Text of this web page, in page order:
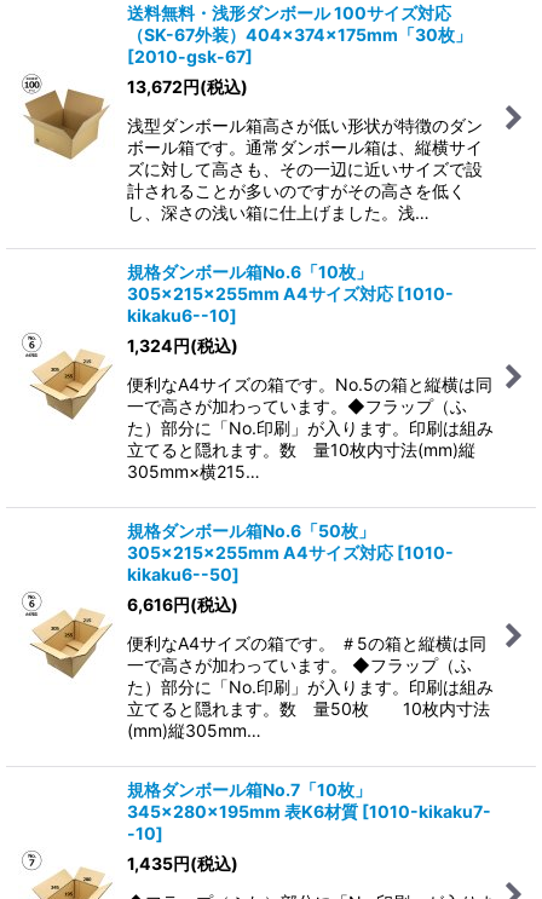
送料無料・浅形ダンボール 100サイズ対応
（SK-67外装）404×374×175mm「30枚」
[2010-gsk-67]
13,672円(税込)
浅型ダンボール箱高さが低い形状が特徴のダン
ボール箱です。通常ダンボール箱は、縦横サイ
ズに対して高さも、その一辺に近いサイズで設
計されることが多いのですがその高さを低く
し、深さの浅い箱に仕上げました。浅…
規格ダンボール箱No.6「10枚」
305×215×255mm A4サイズ対応 [1010-
kikaku6--10]
1,324円(税込)
便利なA4サイズの箱です。No.5の箱と縦横は同
一で高さが加わっています。◆フラップ（ふ
た）部分に「No.印刷」が入ります。印刷は組み
立てると隠れます。数 量10枚内寸法(mm)縦
305mm×横215…
規格ダンボール箱No.6「50枚」
305×215×255mm A4サイズ対応 [1010-
kikaku6--50]
6,616円(税込)
便利なA4サイズの箱です。 ＃5の箱と縦横は同
一で高さが加わっています。 ◆フラップ（ふ
た）部分に「No.印刷」が入ります。印刷は組み
立てると隠れます。数 量50枚 10枚内寸法
(mm)縦305mm…
規格ダンボール箱No.7「10枚」
345×280×195mm 表K6材質 [1010-kikaku7-
-10]
1,435円(税込)